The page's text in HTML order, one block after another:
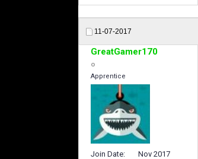
11-07-2017
GreatGamer170
Apprentice
Join Date
Nov 2017